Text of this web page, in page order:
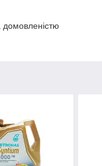
домовленістю